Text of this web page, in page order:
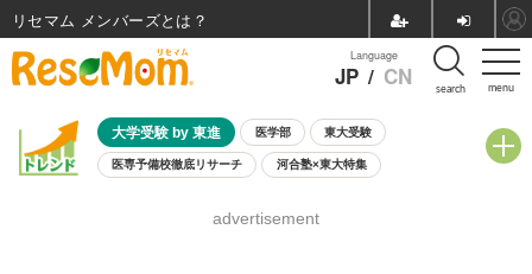
menu
Language
JP / CN search
大学受験 by 東進 医学部 東大受験
医専予備校徹底リサーチ 河合塾×東大特集
8月開催学校説明会・相談会
advertisement
リセマム メンバーズ